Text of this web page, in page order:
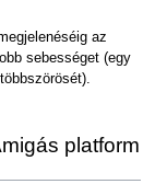
az
sebességet (egy
platform